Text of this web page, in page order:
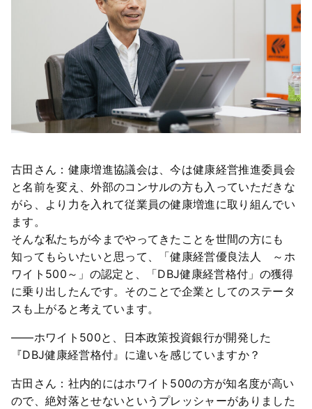
古田さん：健康増進協議会は、今は健康経営推進委員会
と名前を変え、外部のコンサルの方も入っていただきな
がら、より力を入れて従業員の健康増進に取り組んでい
ます。
そんな私たちが今までやってきたことを世間の方にも
知ってもらいたいと思って、「健康経営優良法人 ～ホ
ワイト500～」の認定と、「DBJ健康経営格付」の獲得
に乗り出したんです。そのことで企業としてのステータ
スも上がると考えています。
――ホワイト500と、日本政策投資銀行が開発した
『DBJ健康経営格付』に違いを感じていますか？
古田さん：社内的にはホワイト500の方が知名度が高い
ので、絶対落とせないというプレッシャーがありました